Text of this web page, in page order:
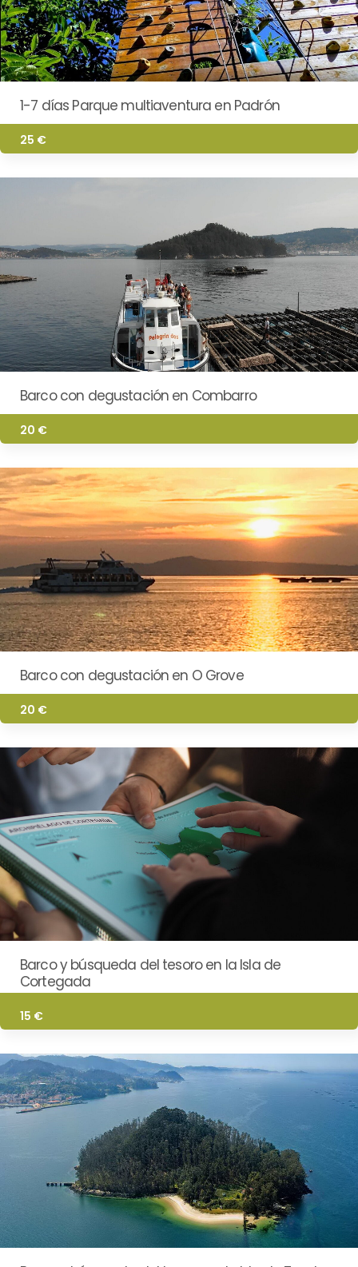
1-7 días Parque multiaventura en Padrón
25 €
Barco con degustación en Combarro
20 €
Barco con degustación en O Grove
20 €
Barco y búsqueda del tesoro en la Isla de
Cortegada
15 €